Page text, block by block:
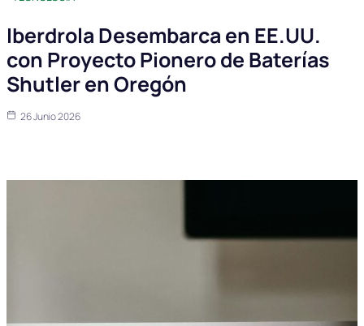
Iberdrola Desembarca en EE.UU.
con Proyecto Pionero de Baterías
Shutler en Oregón
26 Junio 2026